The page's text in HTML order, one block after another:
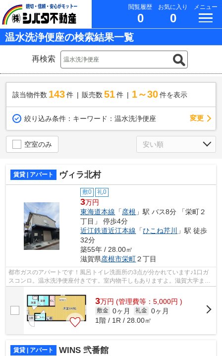
閲覧履歴
0
お気に入り
0
メニュー
温水洗浄便座の検索結果一覧
再検索
該当物件数 143件 販売数 51 件 1～30 件を表示
絞り込み条件： キーワード：温水洗浄便座 変更
空室のみ
賃貸 | アパート ヴィラ北村
敷0 礼0
3万円
東海道本線 「彦根 」駅 バス8分 「栄町２
丁目」 停歩4分
近江鉄道近江本線 「ひこね芹川
」駅 徒歩
32分
築55年 / 28.00㎡
滋賀県彦根市栄町２丁目
都市ガスのアパートです！風呂トイレ洗面所の3点が分かれています♪1口ガ
スコンロ。温水洗浄便座付きです。室内物干しもありますよ。滋賀大学まで
3万円 (管理費等：5,000円 )
敷金 0ヶ月 礼金 0ヶ月
1階 / 1R / 28.00㎡
賃貸 | アパート WINS 弐番館